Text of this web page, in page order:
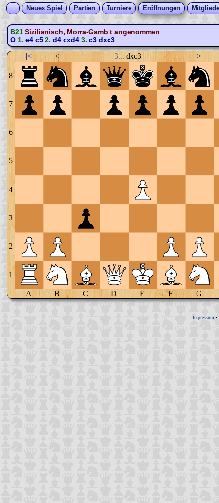
Neues Spiel Partien Turniere Eröffnungen
B21 Sizilianisch, Morra-Gambit angenommen
O1. e4 c52. d4 cxd43. c3 dxc3
|< < 3... dxc3 >
8
7
6
5
4
3
2
1
A B C D E F G
Impressum •